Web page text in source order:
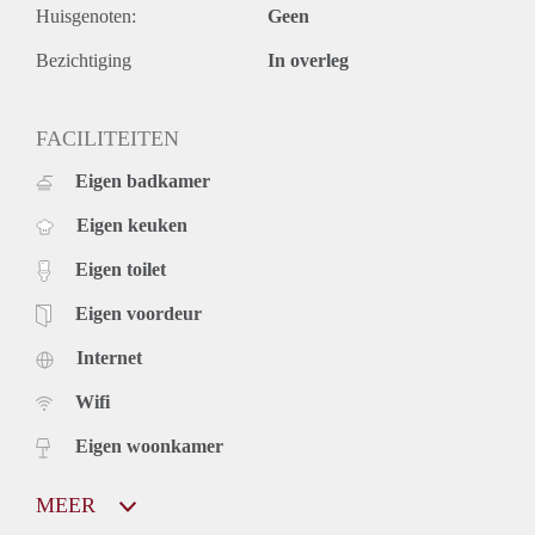
Dus, lijkt je dit wat? Neem contact op.
Komen kijken geeft altijd een beter beeld dan de (zonder
groothoeklens) genomen foto's :-)
Huisgenoten: Geen
Bezichtiging In overleg
FACILITEITEN
Eigen badkamer
Eigen keuken
Eigen toilet
Eigen voordeur
Internet
Wifi
Eigen woonkamer
MEER